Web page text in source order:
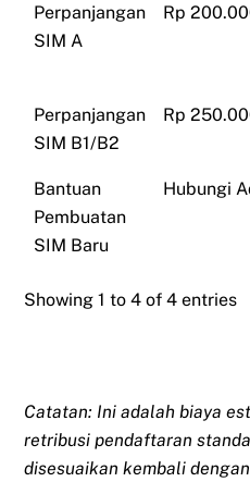
Perpanjangan
SIM A
Rp
Perpanjangan
SIM B1/B2
Rp
Bantuan
Pembuatan
SIM Baru
Hubungi
Showing 1 to 4 of 4 entries
Catatan: Ini adalah biaya
retribusi pendaftaran
disesuaikan kembali